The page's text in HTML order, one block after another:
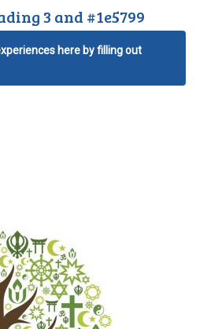
3 and #1e5799
here by filling out